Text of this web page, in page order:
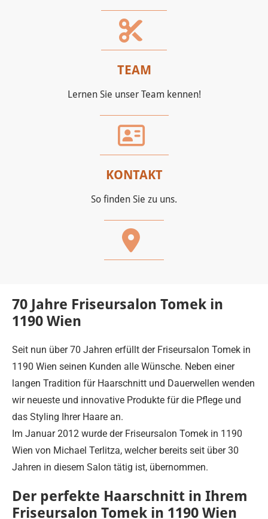
TEAM
Lernen Sie unser Team kennen!
KONTAKT
So finden Sie zu uns.
70 Jahre Friseursalon Tomek in
1190 Wien
Seit nun über 70 Jahren erfüllt der Friseursalon Tomek in
1190 Wien seinen Kunden alle Wünsche. Neben einer
langen Tradition für Haarschnitt und Dauerwellen wenden
wir neueste und innovative Produkte für die Pflege und
das Styling Ihrer Haare an.
Im Januar 2012 wurde der Friseursalon Tomek in 1190
Wien von Michael Terlitza, welcher bereits seit über 30
Jahren in diesem Salon tätig ist, übernommen.
Der perfekte Haarschnitt in Ihrem
Friseursalon Tomek in 1190 Wien